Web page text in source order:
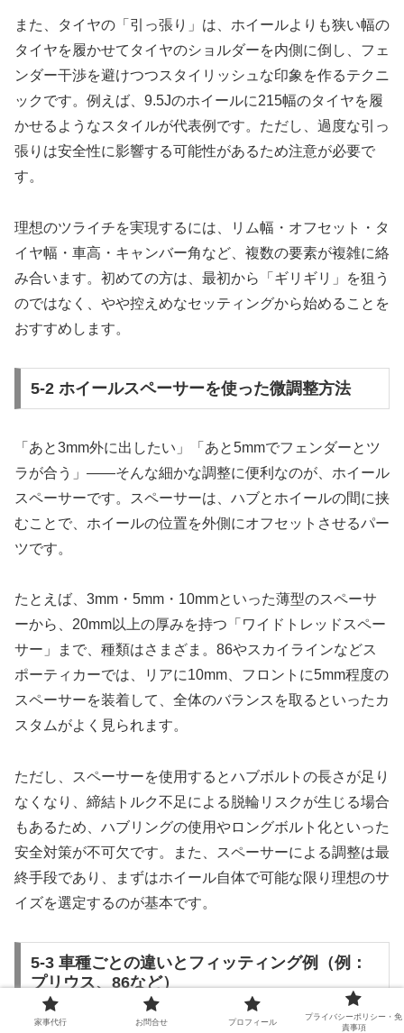
また、タイヤの「引っ張り」は、ホイールよりも狭い幅の
タイヤを履かせてタイヤのショルダーを内側に倒し、フェ
ンダー干渉を避けつつスタイリッシュな印象を作るテクニ
ックです。例えば、9.5Jのホイールに215幅のタイヤを履
かせるようなスタイルが代表例です。ただし、過度な引っ
張りは安全性に影響する可能性があるため注意が必要で
す。
理想のツライチを実現するには、リム幅・オフセット・タ
イヤ幅・車高・キャンバー角など、複数の要素が複雑に絡
み合います。初めての方は、最初から「ギリギリ」を狙う
のではなく、やや控えめなセッティングから始めることを
おすすめします。
5-2 ホイールスペーサーを使った微調整方法
「あと3mm外に出したい」「あと5mmでフェンダーとツ
ラが合う」――そんな細かな調整に便利なのが、ホイール
スペーサーです。スペーサーは、ハブとホイールの間に挟
むことで、ホイールの位置を外側にオフセットさせるパー
ツです。
たとえば、3mm・5mm・10mmといった薄型のスペーサ
ーから、20mm以上の厚みを持つ「ワイドトレッドスペー
サー」まで、種類はさまざま。86やスカイラインなどス
ポーティカーでは、リアに10mm、フロントに5mm程度の
スペーサーを装着して、全体のバランスを取るといったカ
スタムがよく見られます。
ただし、スペーサーを使用するとハブボルトの長さが足り
なくなり、締結トルク不足による脱輪リスクが生じる場合
もあるため、ハブリングの使用やロングボルト化といった
安全対策が不可欠です。また、スペーサーによる調整は最
終手段であり、まずはホイール自体で可能な限り理想のサ
イズを選定するのが基本です。
5-3 車種ごとの違いとフィッティング例（例：
プリウス、86など）
家事代行 お問合せ プロフィール
プライバシーポリシー・免
責事項